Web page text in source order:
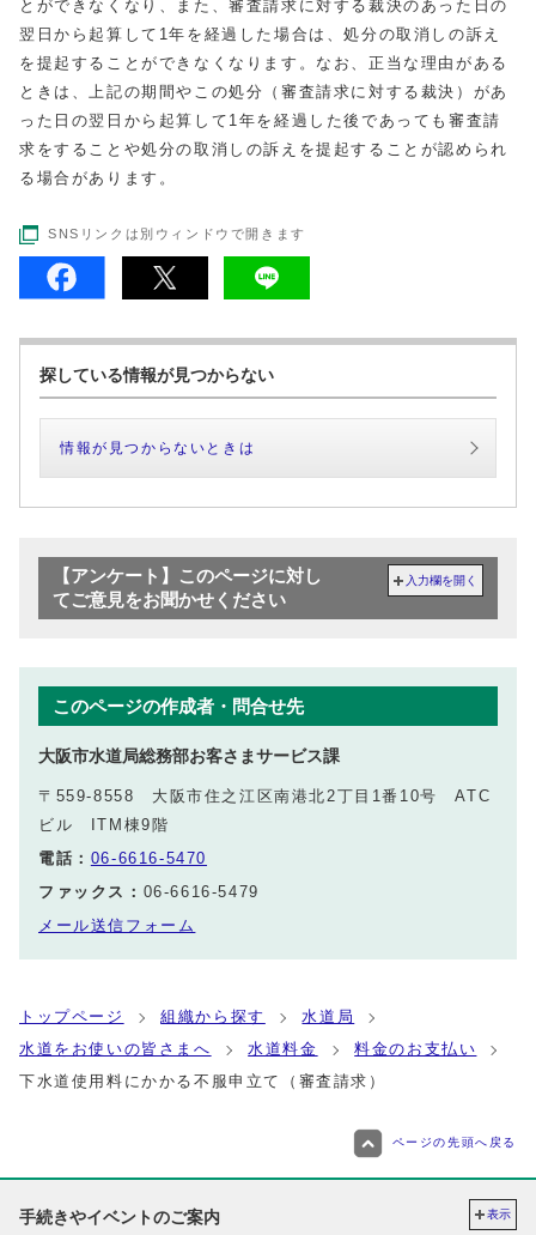
とができなくなり、また、審査請求に対する裁決のあった日の
翌日から起算して1年を経過した場合は、処分の取消しの訴え
を提起することができなくなります。なお、正当な理由がある
ときは、上記の期間やこの処分（審査請求に対する裁決）があ
った日の翌日から起算して1年を経過した後であっても審査請
求をすることや処分の取消しの訴えを提起することが認められ
る場合があります。
SNSリンクは別ウィンドウで開きます
探している情報が見つからない
情報が見つからないときは
【アンケート】このページに対し
てご意見をお聞かせください
入力欄を開く
このページの作成者・問合せ先
大阪市水道局総務部お客さまサービス課
〒559-8558 大阪市住之江区南港北2丁目1番10号 ATC
ビル ITM棟9階
電話： 06-6616-5470
ファックス： 06-6616-5479
メール送信フォーム
トップページ 組織から探す
水道局
水道をお使いの皆さまへ
水道料金
料金のお支払い
下水道使用料にかかる不服申立て（審査請求）
ページの先頭へ戻る
手続きやイベントのご案内 表示